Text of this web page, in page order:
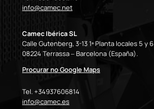
info@camec.net
Camec Ibérica SL
Calle Gutenberg, 3-13 1ª Planta locales 5 y 6
08224 Terrassa – Barcelona (España).
Procurar no Google Maps
Tel. +34937606814
info@camec.es